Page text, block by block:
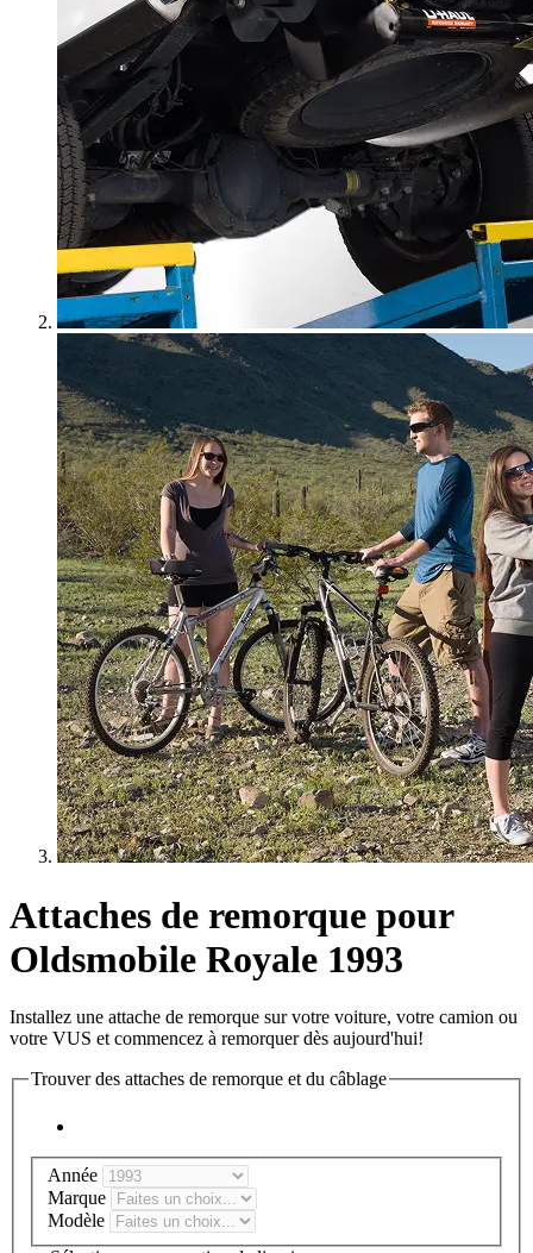
Attaches de remorque pour
Oldsmobile Royale 1993
Installez une attache de remorque sur votre voiture, votre camion ou
votre VUS et commencez à remorquer dès aujourd'hui!
Trouver des attaches de remorque et du câblage
Année
Marque
Modèle